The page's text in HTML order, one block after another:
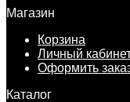
Магазин
Корзина
Личный
Оформить
Каталог